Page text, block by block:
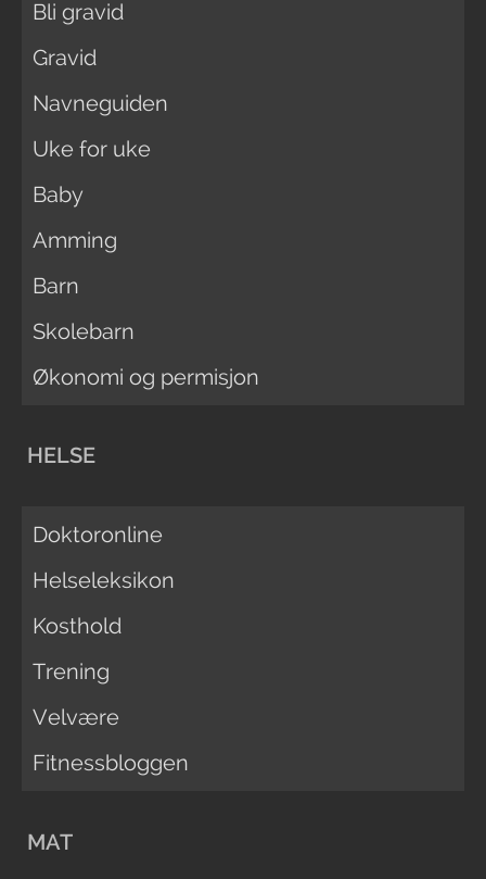
Bli gravid
Gravid
Navneguiden
Uke for uke
Baby
Amming
Barn
Skolebarn
Økonomi og permisjon
HELSE
Doktoronline
Helseleksikon
Kosthold
Trening
Velvære
Fitnessbloggen
MAT